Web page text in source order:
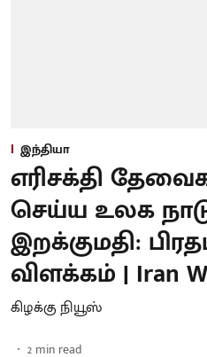
இந்தியா
எரிசக்தி
செய்ய உலக
இறக்குமதி:
விளக்கம் | Iran
கிழக்கு நியூஸ்
2 min read